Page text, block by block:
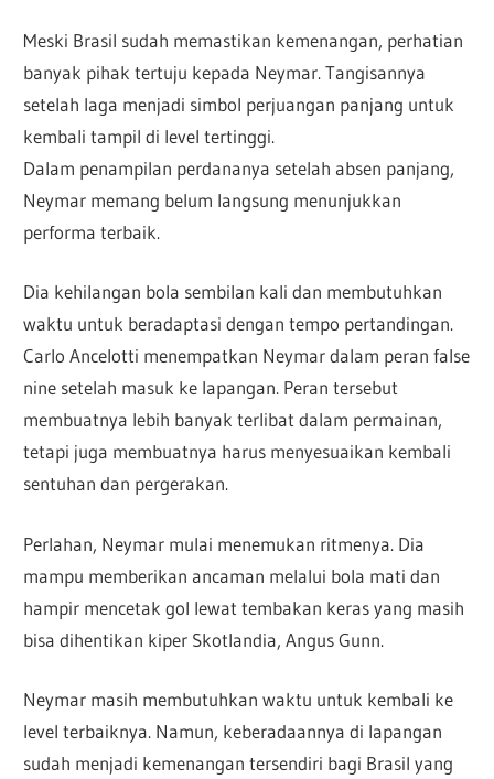
Meski Brasil sudah memastikan kemenangan, perhatian
banyak pihak tertuju kepada Neymar. Tangisannya
setelah laga menjadi simbol perjuangan panjang untuk
kembali tampil di level tertinggi.
Dalam penampilan perdananya setelah absen panjang,
Neymar memang belum langsung menunjukkan
performa terbaik.
Dia kehilangan bola sembilan kali dan membutuhkan
waktu untuk beradaptasi dengan tempo pertandingan.
Carlo Ancelotti menempatkan Neymar dalam peran false
nine setelah masuk ke lapangan. Peran tersebut
membuatnya lebih banyak terlibat dalam permainan,
tetapi juga membuatnya harus menyesuaikan kembali
sentuhan dan pergerakan.
Perlahan, Neymar mulai menemukan ritmenya. Dia
mampu memberikan ancaman melalui bola mati dan
hampir mencetak gol lewat tembakan keras yang masih
bisa dihentikan kiper Skotlandia, Angus Gunn.
Neymar masih membutuhkan waktu untuk kembali ke
level terbaiknya. Namun, keberadaannya di lapangan
sudah menjadi kemenangan tersendiri bagi Brasil yang